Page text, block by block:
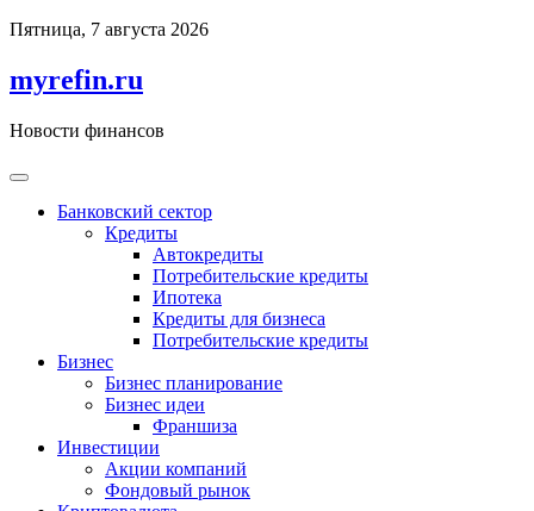
Перейти
содержимому
Пятница, 7 августа 2026
myrefin.ru
Новости финансов
Банковский сектор
Кредиты
Автокредиты
Потребительские кредиты
Ипотека
Кредиты для бизнеса
Потребительские кредиты
Бизнес
Бизнес планирование
Бизнес идеи
Франшиза
Инвестиции
Акции компаний
Фондовый рынок